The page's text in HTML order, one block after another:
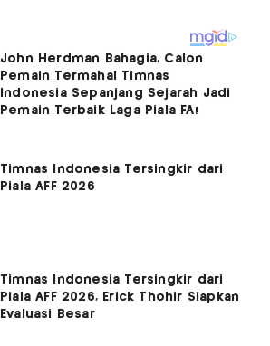
John Herdman Bahagia, Calon
Pemain Termahal Timnas
Indonesia Sepanjang Sejarah Jadi
Pemain Terbaik Laga Piala FA!
Timnas Indonesia Tersingkir dari
Piala AFF 2026
Timnas Indonesia Tersingkir dari
Piala AFF 2026, Erick Thohir Siapkan
Evaluasi Besar